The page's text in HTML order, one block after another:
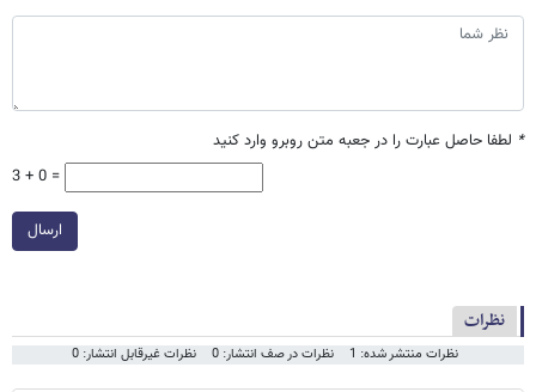
* لطفا حاصل عبارت را در جعبه متن روبرو وارد کنید
3 + 0 =
ارسال
نظرات
نظرات منتشر شده: 1 نظرات در صف انتشار: 0 نظرات غیرقابل انتشار: 0